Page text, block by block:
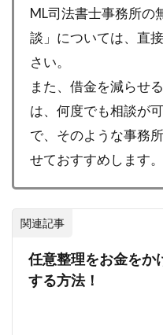
ML司法書士事務所の
談」については、直
さい。
また、借金を減らせ
は、何度でも相談が
で、そのような事務
せておすすめします。
関連記事
任意整理をお金をか
する方法！